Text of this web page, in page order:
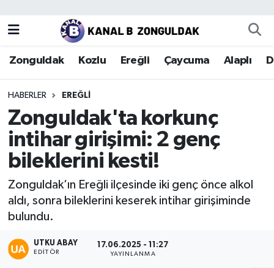
Zonguldak Kozlu Ereğli Çaycuma Alaplı
HABERLER EREĞLI
Zonguldak'ta korkunç
intihar girişimi: 2 genç
bileklerini kesti!
Zonguldak’ın Ereğli ilçesinde iki genç önce alkol
aldı, sonra bileklerini keserek intihar girişiminde
bulundu.
UTKU ABAY
EDITÖR
17.06.2025 - 11:27
YAYINLANMA
Zonguldak
Kozlu
Çaycuma
Alaplı
Devrek
Zonguldak Nöbetçi Eczaneler
Zonguldak Hava Durumu
Zonguldak Trafik Yoğunluk Haritası
Puan Durumu ve Fikstür
Tüm Manşetler
Son Dakika Haberleri